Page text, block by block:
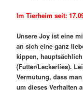
Im Tierheim seit:
Unsere Joy ist eine
an sich eine ganz
kippen,
(Futter/Leckerlies).
Vermutung, dass
um dieses Verhalten